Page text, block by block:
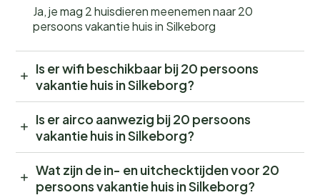
Ja, je mag 2 huisdieren meenemen naar 20
persoons vakantie huis in Silkeborg
Is er wifi beschikbaar bij 20 persoons
vakantie huis in Silkeborg?
Is er airco aanwezig bij 20 persoons
vakantie huis in Silkeborg?
Wat zijn de in- en uitchecktijden voor 20
persoons vakantie huis in Silkeborg?